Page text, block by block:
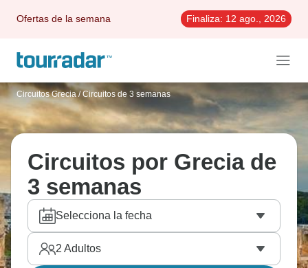
Ofertas de la semana Finaliza: 12 ago., 2026
Circuitos Grecia / Circuitos de 3 semanas
Circuitos por Grecia de
3 semanas
Selecciona la fecha
2 Adultos